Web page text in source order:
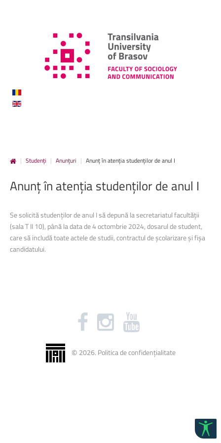
| Studenți | Anunțuri | Anunț în atenția studenților de anul I
Anunțîn atenția studențilorde anul I
Se solicită studenților de anul I să depună la secretariatul facultății
(sala T II 10), până la data de 4 octombrie 2024, dosarul de student,
care să includă toate actele de studii, contractul de școlarizare și fișa
candidatului.
© 2026. Politica de confidențialitate